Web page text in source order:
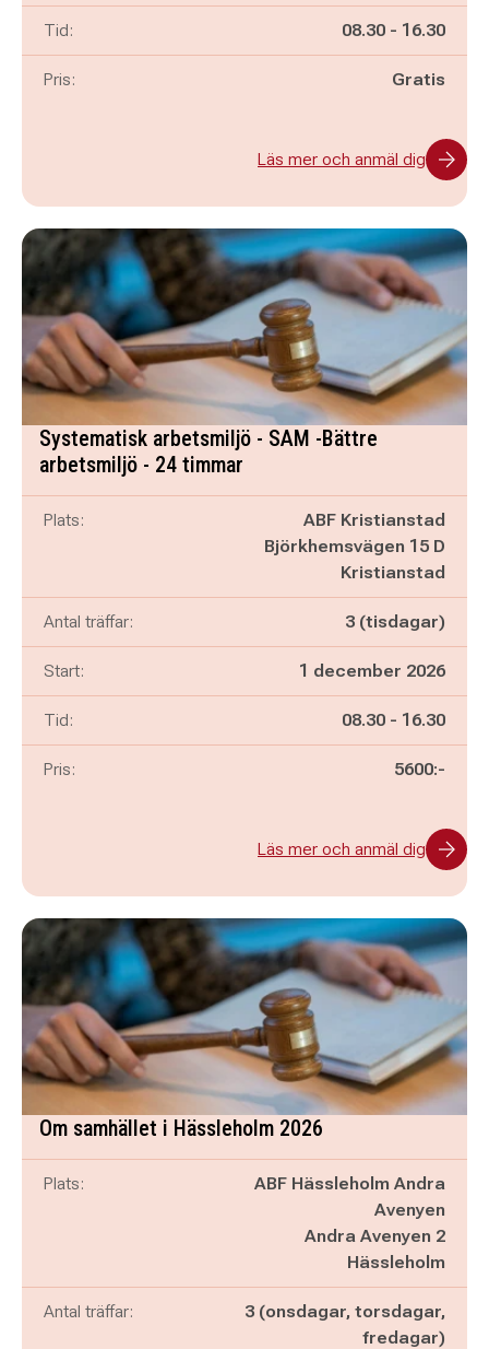
Tid: Pågår mellan
08.30 - och
16.30
Pris: Gratis
Läs mer och anmäl dig
Systematisk arbetsmiljö - SAM -Bättre
arbetsmiljö - 24 timmar
Plats:
ABF Kristianstad
Björkhemsvägen 15 D
Kristianstad
Antal träffar: 3 (tisdagar)
Start: 1 december 2026
Tid: Pågår mellan
08.30 - och
16.30
Pris: 5600:-
Läs mer och anmäl dig
Om samhället i Hässleholm 2026
Plats:
ABF Hässleholm Andra
Avenyen
Andra Avenyen 2
Hässleholm
Antal träffar:
3 (onsdagar, torsdagar,
fredagar)